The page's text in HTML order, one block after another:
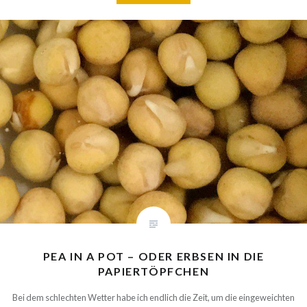
PAPIERTÖPFCHEN
eingeweichten Erbsen in die selbstgedrehten Papiertöpfchen zu